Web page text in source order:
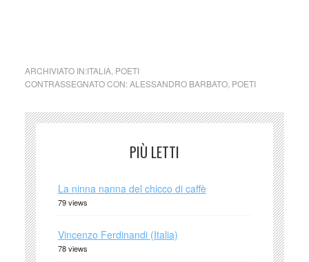
ARCHIVIATO IN:ITALIA, POETI
CONTRASSEGNATO CON:ALESSANDRO BARBATO, POETI
PIÙ LETTI
La ninna nanna del chicco di caffè
79 views
Vincenzo Ferdinandi (Italia)
78 views